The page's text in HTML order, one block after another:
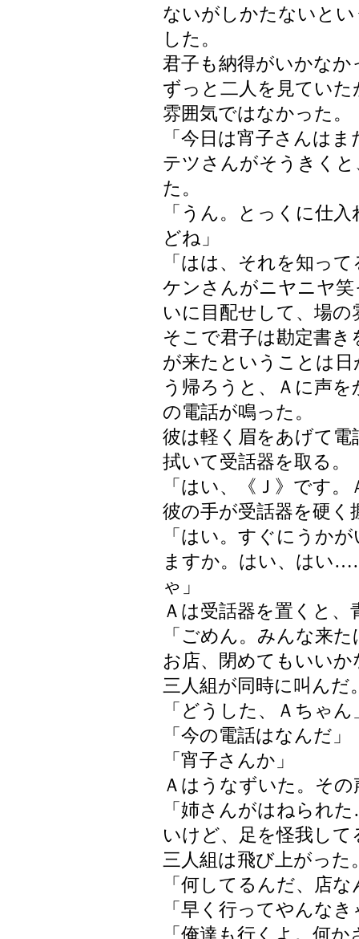
ないがしかたないと
した。
君子も納得がいかな
ずっと二人を見てい
雰囲気ではなかった。
「今日は宵子さんは
テツさんがそうきく
た。
「うん。とっくに仕
どね」
「はは、それを知っ
ケンさんがニヤニヤ
いに目配せして、場の
そこで君子は勘定書
が来たということは
う帰ろうと、Ａに声
の電話が鳴った。
彼は軽く眉をあげて
拭いて受話器を取る。
「はい、《Ｊ》です
彼の手が受話器を硬く
「はい。すぐにうか
ますか。はい、はい
ゃ」
Ａは受話器を置くと
「ごめん。みんな来
お店、閉めてもいいか
三人組が同時に叫んだ
「どうした、Ａちゃん
「今の電話はなんだ」
「宵子さんか」
Ａはうなずいた。そ
「姉さんがはねられ
いけど、足を怪我し
三人組は飛び上がった
「何してるんだ、店
「早く行ってやんなき
「俺達も行くよ。何